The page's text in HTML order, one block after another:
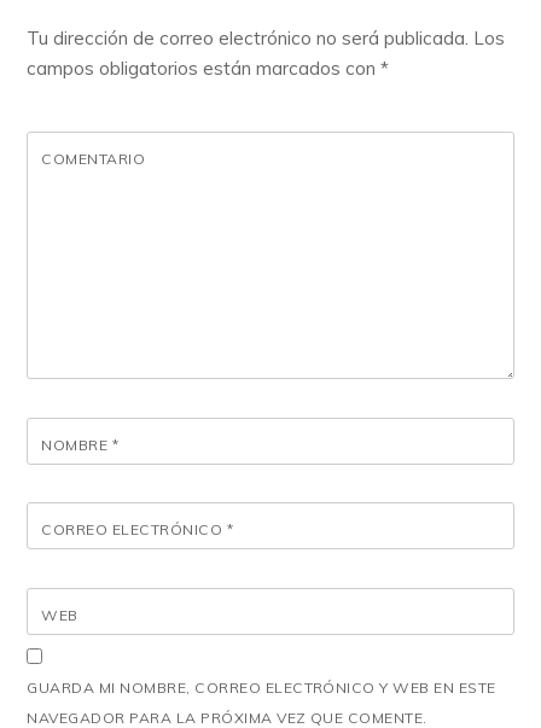
Tu dirección de correo electrónico no será publicada. Los
campos obligatorios están marcados con*
COMENTARIO
NOMBRE *
CORREO ELECTRÓNICO *
WEB
GUARDA MI NOMBRE, CORREO ELECTRÓNICO Y WEB EN ESTE
NAVEGADOR PARA LA PRÓXIMA VEZ QUE COMENTE.